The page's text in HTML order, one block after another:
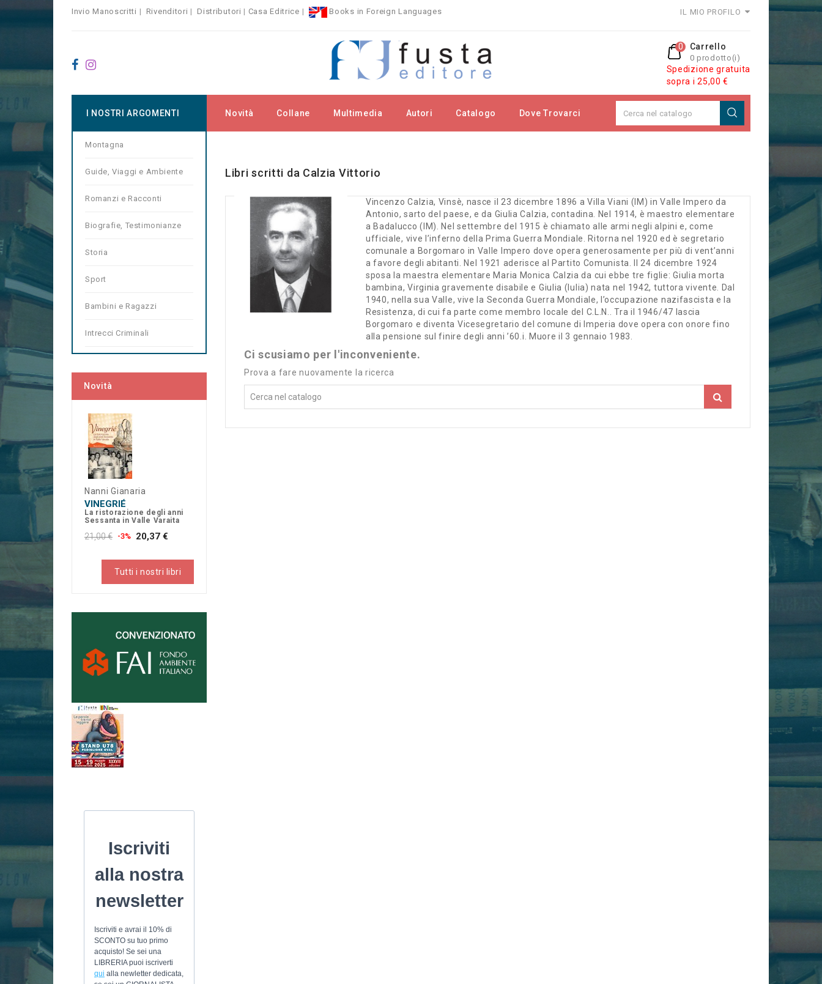
Invio Manoscritti | Rivenditori | Distributori | Casa Editrice | Books in Foreign Languages IL MIO PROFILO
Carrello
0 prodotto(i)
0
Spedizione gratuita
sopra i 25,00 €
Novità Collane Multimedia Autori Catalogo Dove Trovarci
I NOSTRI ARGOMENTI
Montagna
Guide, Viaggi e Ambiente
Romanzi e Racconti
Biografie, Testimonianze
Storia
Sport
Bambini e Ragazzi
Intrecci Criminali
Novità
Nanni Gianaria
VINEGRIÉ
La ristorazione degli anni
Sessanta in Valle Varaita
21,00 € -3% 20,37 €
Tutti i nostri libri
Libri scritti da Calzia Vittorio
Vincenzo Calzia, Vinsè, nasce il 23 dicembre 1896 a Villa Viani (IM) in Valle Impero da
Antonio, sarto del paese, e da Giulia Calzia, contadina. Nel 1914, è maestro elementare
a Badalucco (IM). Nel settembre del 1915 è chiamato alle armi negli alpini e, come
ufficiale, vive l’inferno della Prima Guerra Mondiale. Ritorna nel 1920 ed è segretario
comunale a Borgomaro in Valle Impero dove opera generosamente per più di vent’anni
a favore degli abitanti. Nel 1921 aderisce al Partito Comunista. Il 24 dicembre 1924
sposa la maestra elementare Maria Monica Calzia da cui ebbe tre figlie: Giulia morta
bambina, Virginia gravemente disabile e Giulia (Iulia) nata nel 1942, tuttora vivente. Dal
1940, nella sua Valle, vive la Seconda Guerra Mondiale, l’occupazione nazifascista e la
Resistenza, di cui fa parte come membro locale del C.L.N.. Tra il 1946/47 lascia
Borgomaro e diventa Vicesegretario del comune di Imperia dove opera con onore fino
alla pensione sul finire degli anni ’60.i. Muore il 3 gennaio 1983.
Ci scusiamo per l'inconveniente.
Prova a fare nuovamente la ricerca